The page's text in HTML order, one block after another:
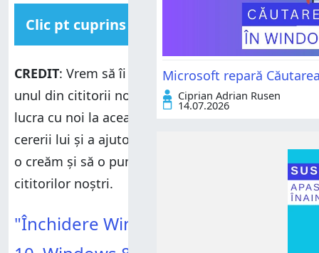
Clic pt cuprins
"Închidere Windows" în Windows 10, Windows 8 și
Windows 7
Descarcă comanda rapidă pentru "Închidere
Windows"
Îți este de folos această comandă rapidă?
CREDIT: Vrem să îi mulțumim lui Milan Benes,
unul din cititorii noștri, pentru cererea de a
lucra cu noi la această comandă rapidă. Pe baza
cererii lui și a ajutorului la testare, am reușit să
o creăm și să o punem la dispoziția tuturor
cititorilor noștri.
Windows 7
"Închidere Windows" în Windows
Microsoft repară
Ciprian Adrian Rusen
14.07.2026